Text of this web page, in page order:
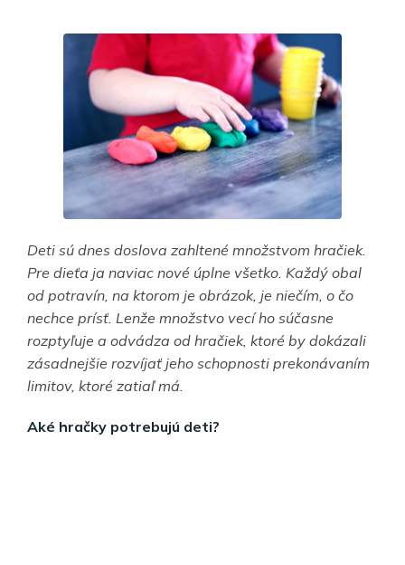
Deti sú dnes doslova zahltené množstvom hračiek.
Pre dieťa ja naviac nové úplne všetko. Každý obal
od potravín, na ktorom je obrázok, je niečím, o čo
nechce prísť. Lenže množstvo vecí ho súčasne
rozptyľuje a odvádza od hračiek, ktoré by dokázali
zásadnejšie rozvíjať jeho schopnosti prekonávaním
limitov, ktoré zatiaľ má.
Aké hračky potrebujú deti?